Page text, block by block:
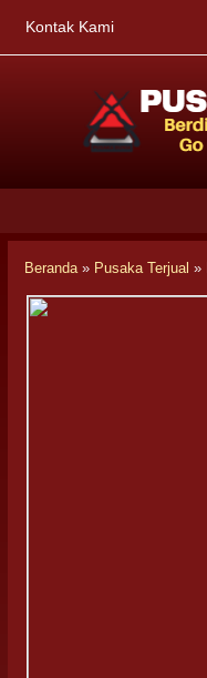
Kontak Kami
Beranda» Pusaka Terjual »